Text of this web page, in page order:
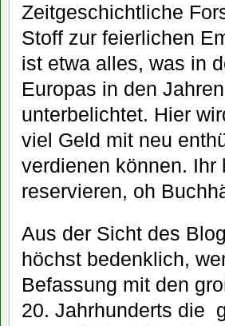
Zeitgeschichtliche
Stoff zur feierlichen
ist etwa alles, was in
Europas in den
unterbelichtet. Hier
viel Geld mit neu
verdienen können. Ihr
reservieren, oh
Aus der Sicht des
höchst bedenklich,
Befassung mit den
20. Jahrhunderts die